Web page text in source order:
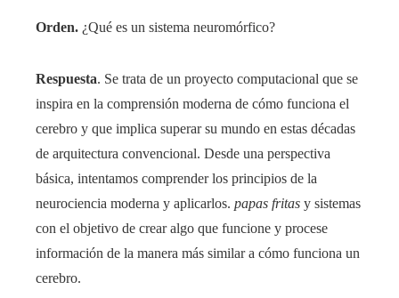
Orden. ¿Qué es un sistema neuromórfico?
Respuesta. Se trata de un proyecto computacional que se
inspira en la comprensión moderna de cómo funciona el
cerebro y que implica superar su mundo en estas décadas
de arquitectura convencional. Desde una perspectiva
básica, intentamos comprender los principios de la
neurociencia moderna y aplicarlos. papas fritas y sistemas
con el objetivo de crear algo que funcione y procese
información de la manera más similar a cómo funciona un
cerebro.